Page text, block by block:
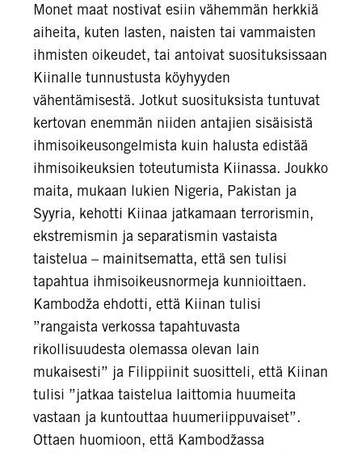
Monet maat nostivat esiin vähemmän herkkiä
aiheita, kuten lasten, naisten tai vammaisten
ihmisten oikeudet, tai antoivat suosituksissaan
Kiinalle tunnustusta köyhyyden
vähentämisestä. Jotkut suosituksista tuntuvat
kertovan enemmän niiden antajien sisäisistä
ihmisoikeusongelmista kuin halusta edistää
ihmisoikeuksien toteutumista Kiinassa. Joukko
maita, mukaan lukien Nigeria, Pakistan ja
Syyria, kehotti Kiinaa jatkamaan terrorismin,
ekstremismin ja separatismin vastaista
taistelua – mainitsematta, että sen tulisi
tapahtua ihmisoikeusnormeja kunnioittaen.
Kambodža ehdotti, että Kiinan tulisi
”rangaista verkossa tapahtuvasta
rikollisuudesta olemassa olevan lain
mukaisesti” ja Filippiinit suositteli, että Kiinan
tulisi ”jatkaa taistelua laittomia huumeita
vastaan ja kuntouttaa huumeriippuvaiset”.
Ottaen huomioon, että Kambodžassa